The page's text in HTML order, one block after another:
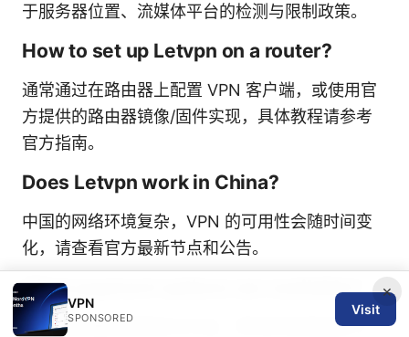
于服务器位置、流媒体平台的检测与限制政策。
How to set up Letvpn on a router?
通常通过在路由器上配置 VPN 客户端，或使用官
方提供的路由器镜像/固件实现，具体教程请参考
官方指南。
Does Letvpn work in China?
中国的网络环境复杂，VPN 的可用性会随时间变
化，请查看官方最新节点和公告。
What payment options are available?
不同地区提供多种支付方式，常见的包括信用卡、
×
VPN
SPONSORED
Visit